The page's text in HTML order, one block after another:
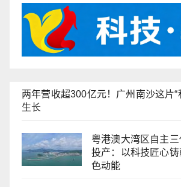
两年营收超300亿元！广州南沙这片“
生长
粤港澳大湾区自主
投产：以科技匠心铸
色动能